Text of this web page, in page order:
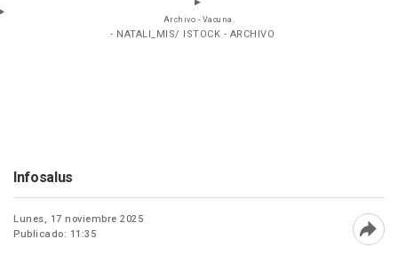
Archivo - Vacuna.
- NATALI_MIS/ ISTOCK - ARCHIVO
Infosalus
Lunes, 17 noviembre 2025
Publicado: 11:35